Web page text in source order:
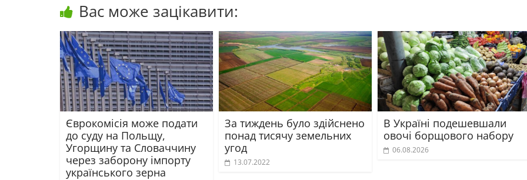
Вас може зацікавити:
Єврокомісія може подати
до суду на Польщу,
Угорщину та Словаччину
через заборону імпорту
українського зерна
За тиждень було здійснено
понад тисячу земельних
угод
13.07.2022
В Україні подешевшали
овочі борщового набору
06.08.2026